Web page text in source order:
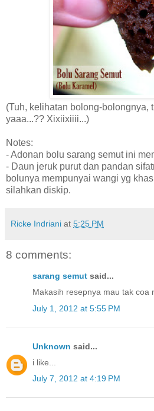
(Tuh, kelihatan bolong-bolongnya,
yaaa...?? Xixiixiiii...)
Notes:
- Adonan bolu sarang semut ini
- Daun jeruk purut dan pandan
bolunya mempunyai wangi yg
silahkan diskip.
Ricke Indriani at 5:25 PM
8 comments:
sarang semut said...
Makasih resepnya mau tak coa
July 1, 2012 at 5:55 PM
Unknown said...
i like...
July 7, 2012 at 4:19 PM